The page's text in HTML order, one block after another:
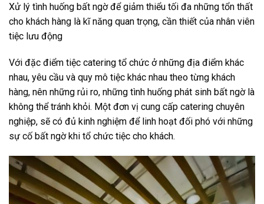
Xử lý tình huống bất ngờ để giảm thiểu tối đa những tổn thất
cho khách hàng là kĩ năng quan trọng, cần thiết của nhân viên
tiệc lưu động
Với đặc điểm tiệc catering tổ chức ở những địa điểm khác
nhau, yêu cầu và quy mô tiệc khác nhau theo từng khách
hàng, nên những rủi ro, những tình huống phát sinh bất ngờ là
không thể tránh khỏi. Một đơn vị cung cấp catering chuyên
nghiệp, sẽ có đủ kinh nghiệm để linh hoạt đối phó với những
sự cố bất ngờ khi tổ chức tiệc cho khách.